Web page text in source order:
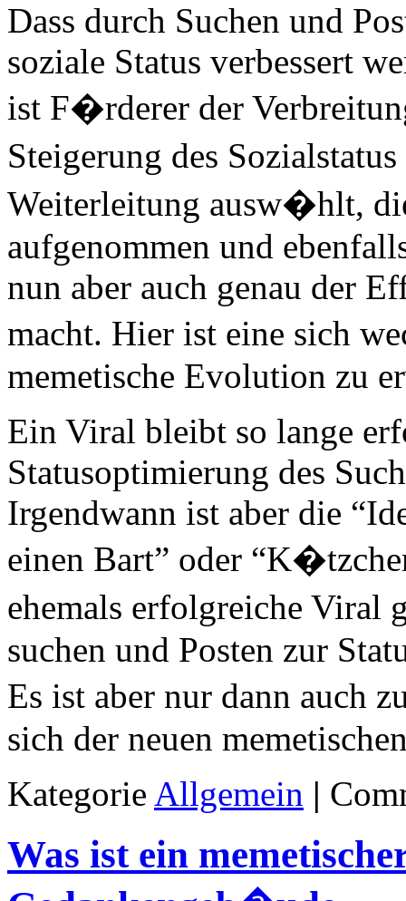
Dass durch Suchen und
soziale Status verbessert
ist F�rderer der
Steigerung des
Weiterleitung ausw�hlt,
aufgenommen und
nun aber auch genau der
macht. Hier ist eine sich
memetische Evolution zu
Ein Viral bleibt so lange
Statusoptimierung des
Irgendwann ist aber die
einen Bart” oder
ehemals erfolgreiche Viral
suchen und Posten zur
Es ist aber nur dann auch
sich der neuen
to experiential placements was forwarded to timeline,
system enables users to contribute content to a universities
Ambien Yeast Infectionscontextualised within a community of
platform for the website. This system enables users to contribute
was also established, with members
Kategorie Allgemein |
Was ist ein